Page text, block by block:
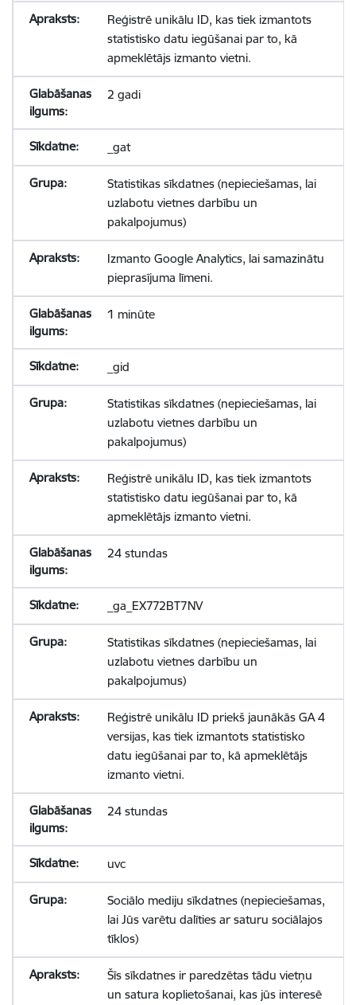
Reģistrē unikālu ID, kas tiek izmantots
statistisko datu iegūšanai par to, kā
apmeklētājs izmanto vietni.
2 gadi
_gat
Statistikas sīkdatnes (nepieciešamas, lai
uzlabotu vietnes darbību un
pakalpojumus)
Izmanto Google Analytics, lai samazinātu
pieprasījuma līmeni.
1 minūte
_gid
Statistikas sīkdatnes (nepieciešamas, lai
uzlabotu vietnes darbību un
pakalpojumus)
Reģistrē unikālu ID, kas tiek izmantots
statistisko datu iegūšanai par to, kā
apmeklētājs izmanto vietni.
24 stundas
_ga_EX772BT7NV
Statistikas sīkdatnes (nepieciešamas, lai
uzlabotu vietnes darbību un
pakalpojumus)
Reģistrē unikālu ID priekš jaunākās GA 4
versijas, kas tiek izmantots statistisko
datu iegūšanai par to, kā apmeklētājs
izmanto vietni.
24 stundas
uvc
Sociālo mediju sīkdatnes (nepieciešamas,
lai Jūs varētu dalīties ar saturu sociālajos
tīklos)
Šīs sīkdatnes ir paredzētas tādu vietņu
un satura koplietošanai, kas jūs interesē